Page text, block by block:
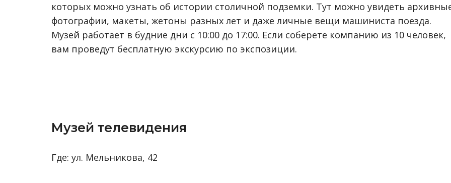
которых можно узнать об истории столичной подземки. Тут можно увидеть
фотографии, макеты, жетоны разных лет и даже личные вещи машиниста поезда.
Музей работает в будние дни с 10:00 до 17:00. Если соберете компанию из 10 человек,
вам проведут бесплатную экскурсию по экспозиции.
Музей телевидения
Где: ул. Мельникова, 42